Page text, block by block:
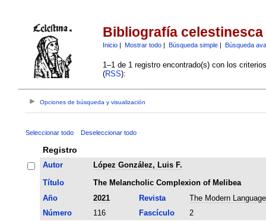
Bibliografía celestinesca
Inicio| Mostrar todo| Búsqueda simple| Búsqueda
1–1 de 1 registro encontrado(s) con los
(RSS):
Opciones de búsqueda y visualización
Seleccionar todo Deseleccionar todo
Registro
Autor
López González, Luis F.
Título
The Melancholic Complexion of Melibea
Año
2021 Revista
The Modern
Número
116 Fascículo
2